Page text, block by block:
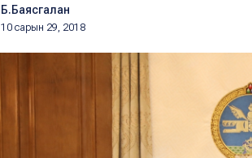
Б.Баясгалан
10 сарын 29, 2018